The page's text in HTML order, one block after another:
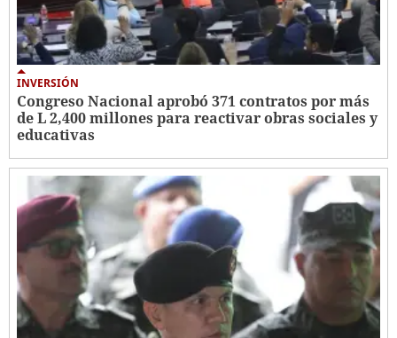
INVERSIÓN
Congreso Nacional aprobó 371 contratos por más
de L 2,400 millones para reactivar obras sociales y
educativas